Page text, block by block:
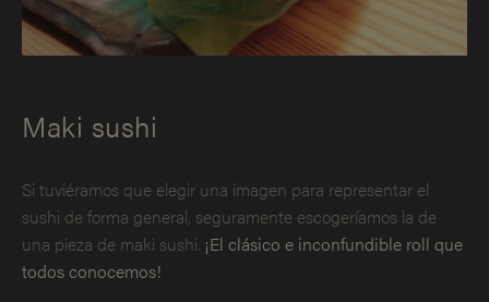
Maki sushi
Si tuviéramos que elegir una imagen para representar el
sushi de forma general, seguramente escogeríamos la de
una pieza de maki sushi. ¡El clásico e inconfundible roll que
todos conocemos!